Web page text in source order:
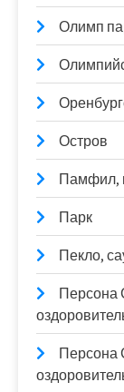
Олимп
Остров
Памфил,
Парк
Пекло,
Персона
Персона